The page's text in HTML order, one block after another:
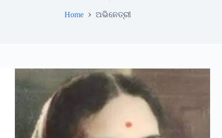
Home ଅଭିନେତ୍ରୀ